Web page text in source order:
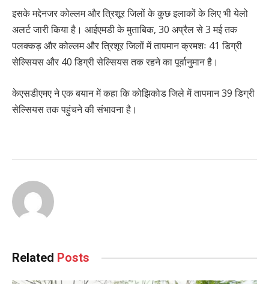
इसके मद्देनजर कोल्लम और त्रिशूर जिलों के कुछ इलाकों के लिए भी येलो
अलर्ट जारी किया है। आईएमडी के मुताबिक, 30 अप्रैल से 3 मई तक
पलक्कड़ और कोल्लम और त्रिशूर जिलों में तापमान क्रमशः 41 डिग्री
सेल्सियस और 40 डिग्री सेल्सियस तक रहने का पूर्वानुमान है।
केएसडीएमए ने एक बयान में कहा कि कोझिकोड जिले में तापमान 39 डिग्री
सेल्सियस तक पहुंचने की संभावना है।
Related Posts